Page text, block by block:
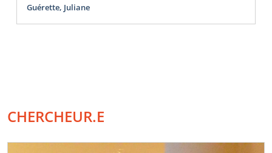
Guérette, Juliane
CHERCHEUR.E